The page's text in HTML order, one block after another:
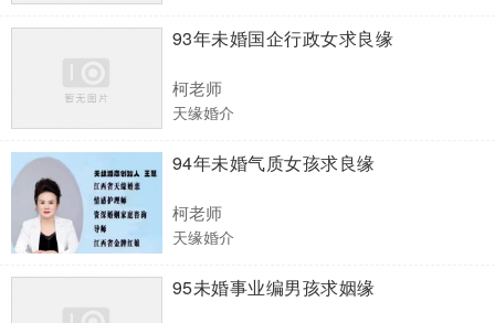
93年未婚国企行政女求良缘
柯老师
天缘婚介
94年未婚气质女孩求良缘
柯老师
天缘婚介
95未婚事业编男孩求姻缘